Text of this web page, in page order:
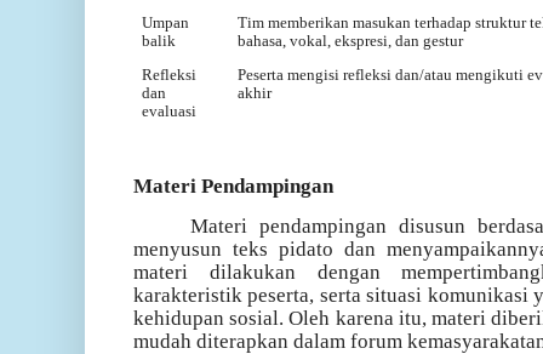
Umpan
balik
Tim memberikan masukan terhadap struktur
bahasa, vokal, ekspresi, dan gestur
Refleksi
dan
evaluasi
Peserta mengisi refleksi dan/atau mengikuti
akhir
Materi Pendampingan
Materi pendampingan disusun
menyusun teks pidato dan
materi dilakukan dengan
karakteristik peserta, serta situasi komunikasi
kehidupan sosial. Oleh karena itu, materi
mudah diterapkan dalam forum